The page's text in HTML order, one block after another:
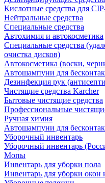
Кислотные средства для
Нейтральные средства
Специальные средства
Автохимия и автокосметика
Специальные средства
очистка дисков)
Автокосметика (воски,
Автошампуни для
Дезинфекция рук
Чистящие средства Karcher
Бытовые чистящие средства
Профессиональные
Ручная химия
Автошампуни для
Уборочный инвентарь
Уборочный инвентарь
Мопы
Инвентарь для уборки пола
Инвентарь для уборки окон